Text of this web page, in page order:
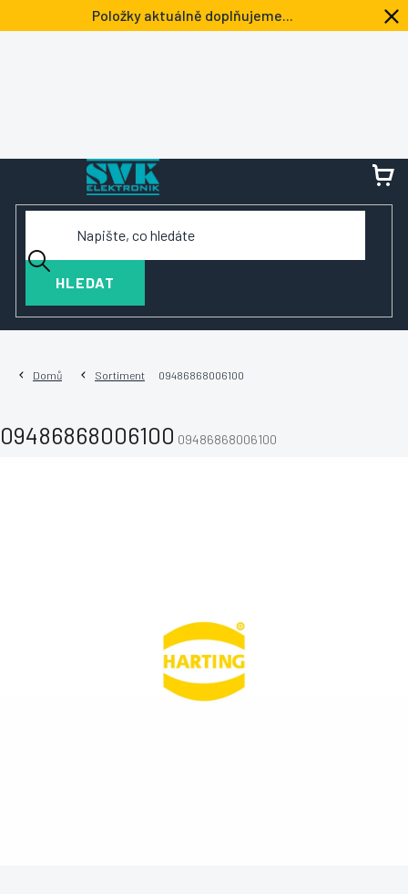
na
Položky aktuálně doplňujeme...
HLEDAT
Domů Sortiment 09486868006100
09486868006100 09486868006100